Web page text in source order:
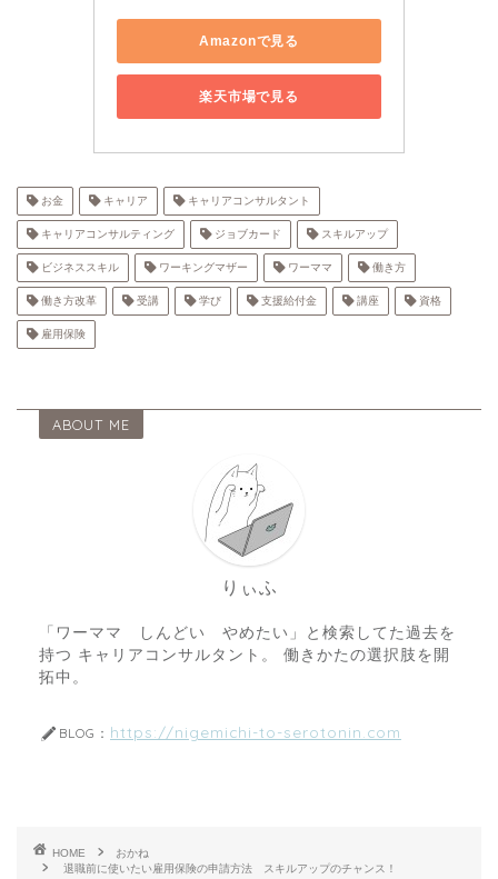
Amazonで見る
楽天市場で見る
お金 キャリア キャリアコンサルタント
キャリアコンサルティング ジョブカード スキルアップ
ビジネススキル ワーキングマザー ワーママ 働き方
働き方改革 受講 学び 支援給付金 講座 資格
雇用保険
ABOUT ME
りぃふ
「ワーママ しんどい やめたい」と検索してた過去を
持つ キャリアコンサルタント。 働きかたの選択肢を開
拓中。
BLOG： https://nigemichi-to-serotonin.com
HOME
おかね
退職前に使いたい雇用保険の申請方法 スキルアップのチャンス！